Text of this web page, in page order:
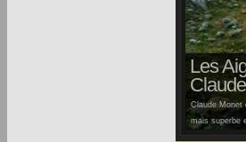
Les
Claude Monet
mais superbe